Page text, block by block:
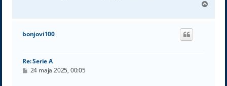
g
bonjovi100
Re: Serie A
P24 maja 2025, 00:05